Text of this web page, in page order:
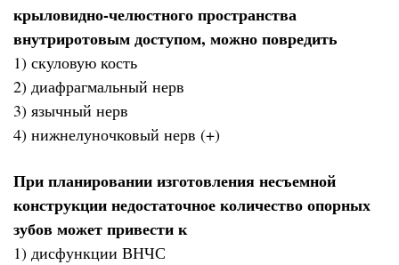
крыловидно-челюстного пространства
внутриротовым доступом, можно повредить
1) скуловую кость
2) диафрагмальный нерв
3) язычный нерв
4) нижнелуночковый нерв (+)
При планировании изготовления несъемной
конструкции недостаточное количество опорных
зубов может привести к
1) дисфункции ВНЧС